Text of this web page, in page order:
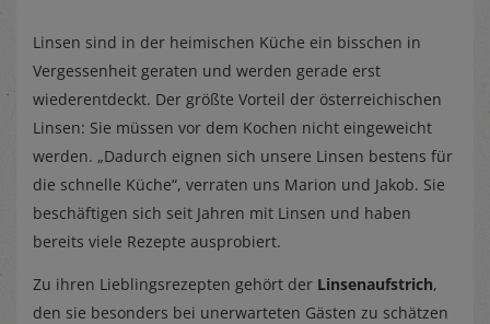
Linsen sind in der heimischen Küche ein bisschen in
Vergessenheit geraten und werden gerade erst
wiederentdeckt. Der größte Vorteil der österreichischen
Linsen: Sie müssen vor dem Kochen nicht eingeweicht
werden. „Dadurch eignen sich unsere Linsen bestens für
die schnelle Küche“, verraten uns Marion und Jakob. Sie
beschäftigen sich seit Jahren mit Linsen und haben
bereits viele Rezepte ausprobiert.
Zu ihren Lieblingsrezepten gehört der Linsenaufstrich,
den sie besonders bei unerwarteten Gästen zu schätzen